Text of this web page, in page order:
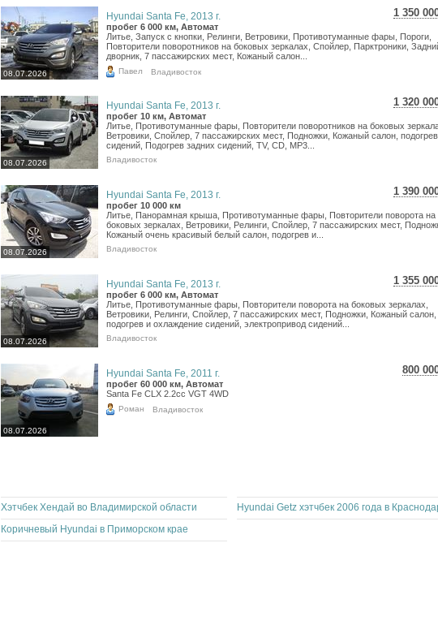
08.07.2026
1 350
19 746
Hyundai Santa Fe, 2013 г.
пробег 6 000 км, Автомат
Литье, Запуск с кнопки, Релинги, Ветровики, Противотуманные фары, Пороги,
Повторители поворотников на боковых зеркалах, Спойлер, Парктроники,
дворник, 7 пассажирских мест, Кожаный салон...
Павел Владивосток
08.07.2026
1 320
19
Hyundai Santa Fe, 2013 г.
пробег 10 км, Автомат
Литье, Противотуманные фары, Повторители поворотников на боковых
Ветровики, Спойлер, 7 пассажирских мест, Подножки, Кожаный салон, подогрев
сидений, Подогрев задних сидений, TV, CD, MP3...
Владивосток
08.07.2026
1 390
20 331
Hyundai Santa Fe, 2013 г.
пробег 10 000 км
Литье, Панорамная крыша, Противотуманные фары, Повторители поворота на
боковых зеркалах, Ветровики, Релинги, Спойлер, 7 пассажирских мест,
Кожаный очень красивый белый салон, подогрев и...
Владивосток
08.07.2026
1 355
19 819
Hyundai Santa Fe, 2013 г.
пробег 6 000 км, Автомат
Литье, Противотуманные фары, Повторители поворота на боковых зеркалах,
Ветровики, Релинги, Спойлер, 7 пассажирских мест, Подножки, Кожаный салон,
подогрев и охлаждение сидений, электропривод сидений...
Владивосток
08.07.2026
800
Hyundai Santa Fe, 2011 г.
пробег 60 000 км, Автомат
Santa Fe CLX 2.2cc VGT 4WD
Роман Владивосток
Хэтчбек Хендай во Владимирской области
Коричневый Hyundai в Приморском крае